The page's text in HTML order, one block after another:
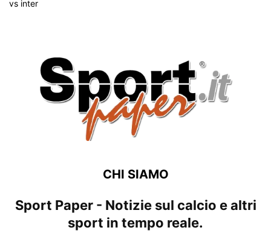
CHI SIAMO
Sport Paper - Notizie sul calcio e altri
sport in tempo reale.